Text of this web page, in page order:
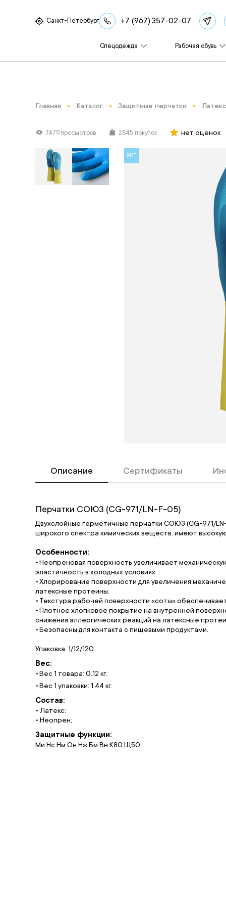
Санкт-Петербург +7 (967) 357-02-07
Спецодежда Рабочая обувь
Главная Каталог Защитные перчатки
7479 просмотров 2845 покупок нет оценок
ХИТ
Описание Сертификаты
Перчатки СОЮЗ (CG-971/LN-F-05)
Двухслойные герметичные перчатки СОЮЗ (CG-971/
широкого спектра химических веществ, имеют
Особенности:
Неопреновая поверхность увеличивает
эластичность в холодных условиях.
Хлорирование поверхности для увеличения
латексные протеины.
Текстура рабочей поверхности «соты»
Плотное хлопковое покрытие на внутренней
снижения аллергических реакций на латексные
Безопасны для контакта с пищевыми продуктами.
Упаковка: 1/12/120.
Вес:
Вес 1 товара: 0.12 кг.
Вес 1 упаковки: 1.44 кг.
Состав:
• Латекс;
• Неопрен;
Защитные функции:
Ми Нс Нм Он Нж Бм Вн К80 Щ50